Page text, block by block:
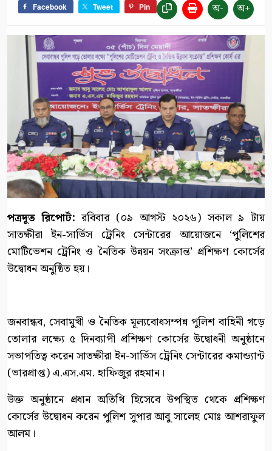
Facebook Tweet Pin অ- অ+
পত্রদূত রিপোর্ট: রবিবার (০৯ আগস্ট ২০২৬) সকাল ৯ টায়
সাতক্ষীরা ইন-সার্ভিস ট্রেনিং সেন্টারের আয়োজনে ‘পুলিশের
মোটিভেশন ট্রেনিং ও নৈতিক উন্নয়ন সংক্রান্ত’ প্রশিক্ষণ কোর্সের
উদ্বোধন অনুষ্ঠিত হয়।
জনবান্ধব, সেবামুখী ও নৈতিক মূল্যবোধসম্পন্ন পুলিশ বাহিনী গড়ে
তোলার লক্ষ্যে ৫ দিনব্যাপী প্রশিক্ষণ কোর্সের উদ্বোধনী অনুষ্ঠানে
সভাপতিত্ব করেন সাতক্ষীরা ইন-সার্ভিস ট্রেনিং সেন্টারের কমান্ড্যান্ট
(ভারপ্রাপ্ত) এ.এস.এম. হাফিজুর রহমান।
উক্ত অনুষ্ঠানে প্রধান অতিথি হিসেবে উপস্থিত থেকে প্রশিক্ষণ
কোর্সের উদ্বোধন করেন পুলিশ সুপার আবু সালেহ মোঃ আশরাফুল
আলম।